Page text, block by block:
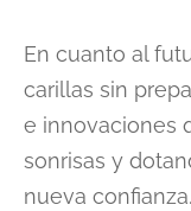
En cuanto al
carillas sin
e innovaciones
sonrisas y
nueva confianza.